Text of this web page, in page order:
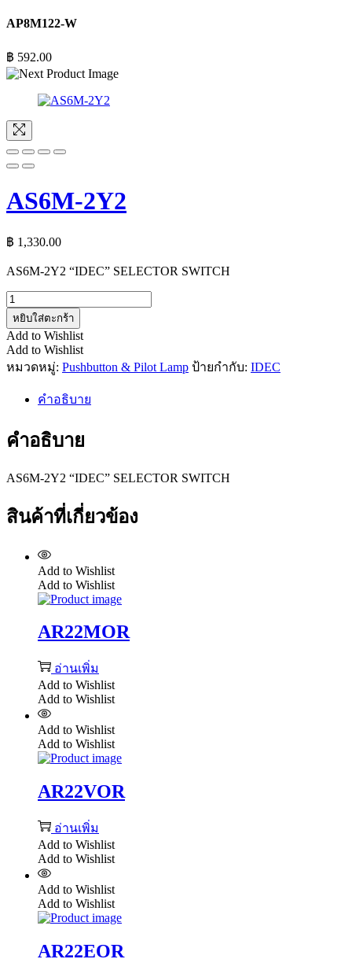
AP8M122-W
฿ 592.00
AS6M-2Y2
฿ 1,330.00
AS6M-2Y2 “IDEC” SELECTOR SWITCH
จำนวน
AS6M-
2Y2
ชิ้น
หยิบใส่ตะกร้า
Add to Wishlist
Add to Wishlist
หมวดหมู่: Pushbutton & Pilot Lamp ป้ายกำกับ: IDEC
คำอธิบาย
คำอธิบาย
AS6M-2Y2 “IDEC” SELECTOR SWITCH
สินค้าที่เกี่ยวข้อง
Add to Wishlist
Add to Wishlist
AR22MOR
อ่านเพิ่ม
Add to Wishlist
Add to Wishlist
Add to Wishlist
Add to Wishlist
AR22VOR
อ่านเพิ่ม
Add to Wishlist
Add to Wishlist
Add to Wishlist
Add to Wishlist
AR22EOR